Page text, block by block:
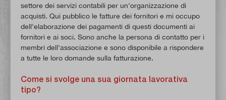
settore dei servizi contabili per un'organizzazione di
acquisti. Qui pubblico le fatture dei fornitori e mi occupo
dell'elaborazione dei pagamenti di questi documenti ai
fornitori e ai soci. Sono anche la persona di contatto per i
membri dell'associazione e sono disponibile a rispondere
a tutte le loro domande sulla fatturazione.
Come si svolge una sua giornata lavorativa
tipo?